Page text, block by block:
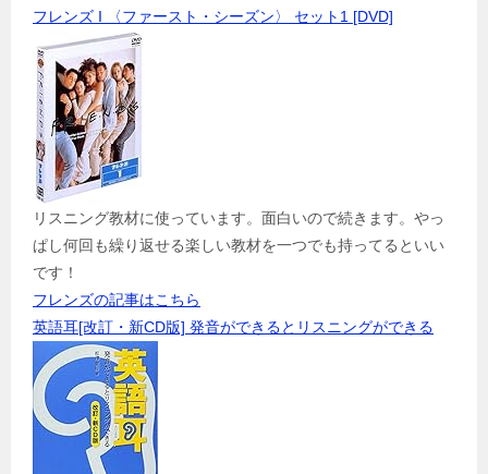
フレンズ I 〈ファースト・シーズン〉 セット1 [DVD]
リスニング教材に使っています。面白いので続きます。やっ
ぱし何回も繰り返せる楽しい教材を一つでも持ってるといい
です！
フレンズの記事はこちら
英語耳[改訂・新CD版] 発音ができるとリスニングができる